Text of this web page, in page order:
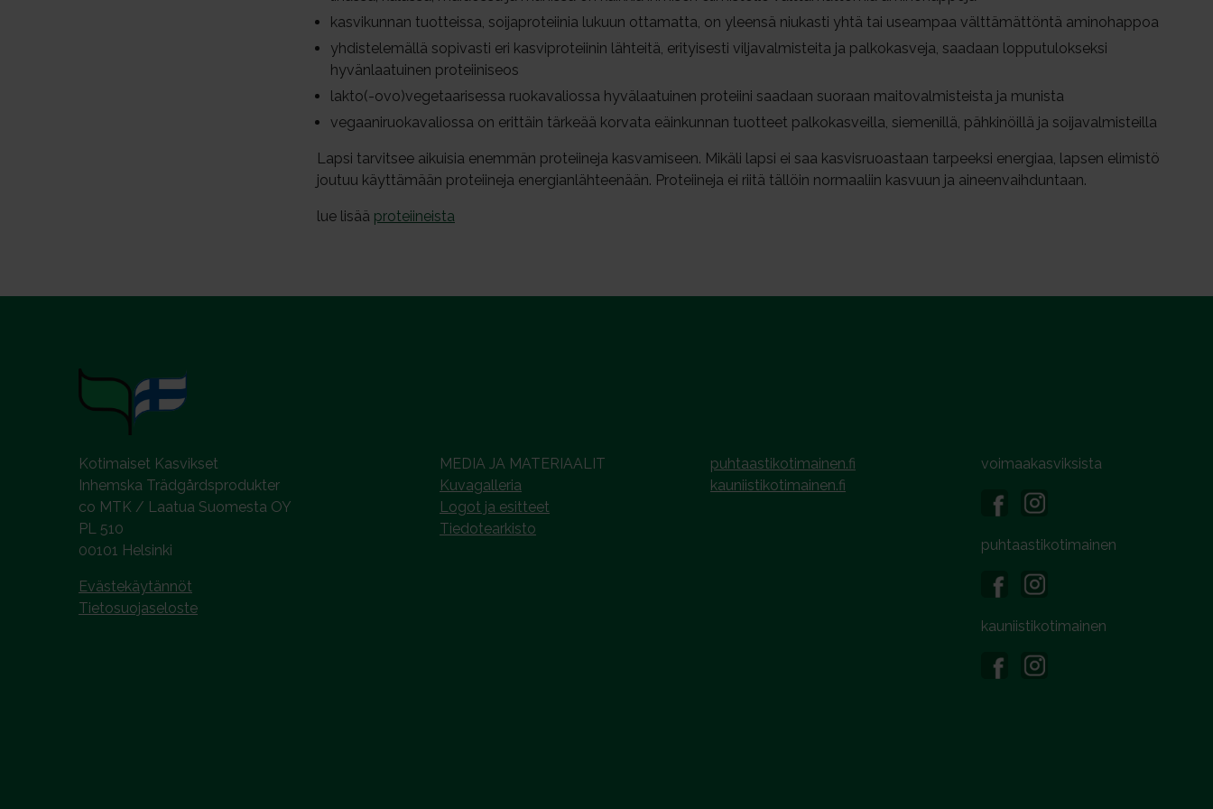
kasvikunnan tuotteissa, soijaproteiinia lukuun ottamatta, on yleensä niukasti yhtä tai useampaa välttämättöntä aminohappoa
yhdistelemällä sopivasti eri kasviproteiinin lähteitä, erityisesti viljavalmisteita ja palkokasveja, saadaan lopputulokseksi
hyvänlaatuinen proteiiniseos
lakto(-ovo)vegetaarisessa ruokavaliossa hyvälaatuinen proteiini saadaan suoraan maitovalmisteista ja munista
vegaaniruokavaliossa on erittäin tärkeää korvata eäinkunnan tuotteet palkokasveilla, siemenillä, pähkinöillä ja soijavalmisteilla
Lapsi tarvitsee aikuisia enemmän proteiineja kasvamiseen. Mikäli lapsi ei saa kasvisruoastaan tarpeeksi energiaa, lapsen elimistö
joutuu käyttämään proteiineja energianlähteenään. Proteiineja ei riitä tällöin normaaliin kasvuun ja aineenvaihduntaan.
lue lisää proteiineista
Kotimaiset Kasvikset
Inhemska Trädgårdsprodukter
co MTK / Laatua Suomesta OY
PL 510
00101 Helsinki
Evästekäytännöt
Tietosuojaseloste
MEDIA JA MATERIAALIT
Kuvagalleria
Logot ja esitteet
Tiedotearkisto
puhtaastikotimainen.fi
kauniistikotimainen.fi
voimaakasviksista
puhtaastikotimainen
kauniistikotimainen